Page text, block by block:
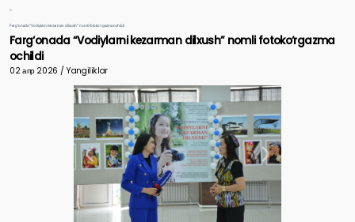
>
Farg‘onada “Vodiylarni kezarman dilxush” nomli fotoko‘rgazma ochildi
Farg‘onada “Vodiylarni kezarman dilxush” nomli fotoko‘rgazma
ochildi
02 апр 2026 / Yangiliklar